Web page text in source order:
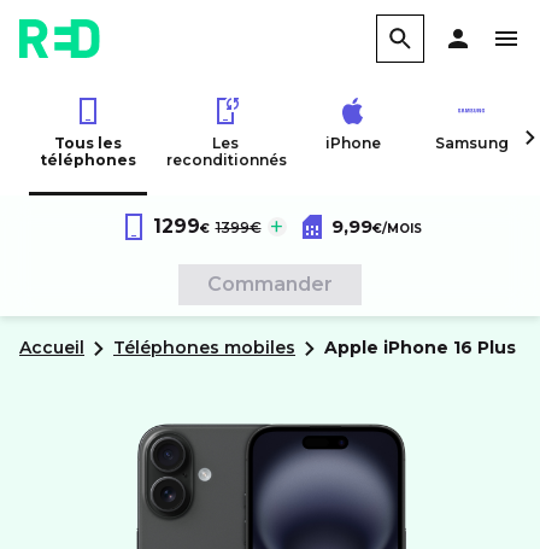
Tous les
téléphones
Les
reconditionnés
iPhone Samsung
AppleiPhone 16 Plus
1299€ au lieu de :
1399€ Forfait RED 60Go 4G
Sans engagement
9,99€/MOIS
Commander
Accueil Téléphones mobiles apple iPhone 16 Plus